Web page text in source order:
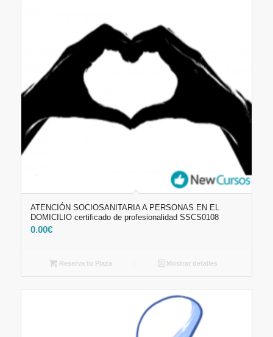
ATENCIÓN SOCIOSANITARIA A PERSONAS EN EL
DOMICILIO certificado de profesionalidad SSCS0108
0.00€
Reserva tu Plaza Mostrar detalles